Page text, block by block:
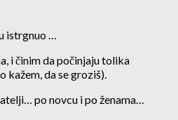
istrgnuo …
i činim da počinjaju tolika
kažem, da se groziš).
po novcu i po ženama…